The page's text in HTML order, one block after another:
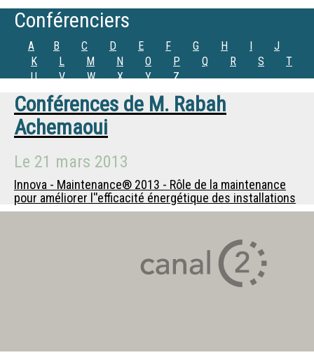
Conférenciers
A B C D E F G H I
J
K
L M N O P Q R S
T
U
V W X Y Z
Conférences de M. Rabah
Achemaoui
Le 21 mars 2013
Innova - Maintenance® 2013 - Rôle de la maintenance
pour améliorer l''efficacité énergétique des installations